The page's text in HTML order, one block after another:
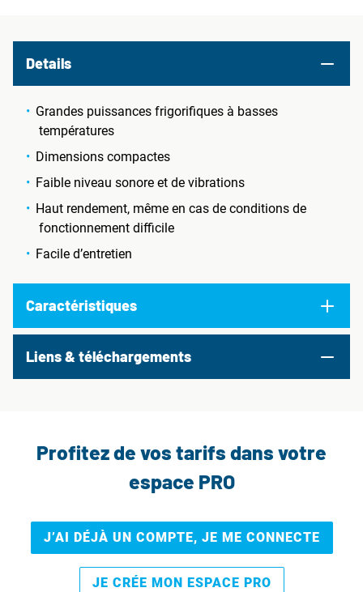
Details
Grandes puissances frigorifiques à basses
températures
Dimensions compactes
Faible niveau sonore et de vibrations
Haut rendement, même en cas de conditions de
fonctionnement difficile
Facile d’entretien
Caractéristiques
Liens & téléchargements
Profitez de vos tarifs dans votre
espace PRO
J’AI DÉJÀ UN COMPTE, JE ME CONNECTE
JE CRÉE MON ESPACE PRO